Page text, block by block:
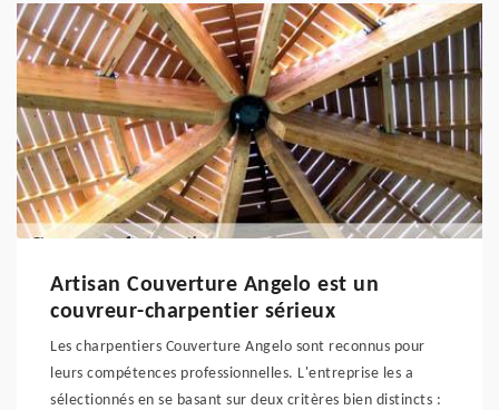
Artisan Couverture Angelo est un
couvreur-charpentier sérieux
Les charpentiers Couverture Angelo sont reconnus pour
leurs compétences professionnelles. L'entreprise les a
sélectionnés en se basant sur deux critères bien distincts :